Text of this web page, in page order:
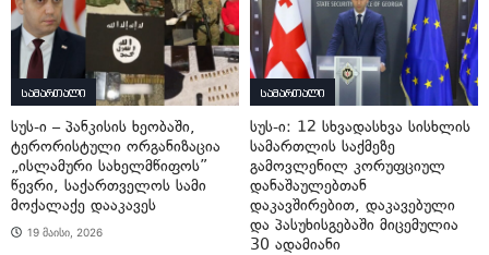
სამართალი
სუს-ი – პანკისის ხეობაში,
ტერორისტული ორგანიზაცია
„ისლამური სახელმწიფოს”
წევრი, საქართველოს სამი
მოქალაქე დააკავეს
19 მაისი, 2026
სამართალი
სუს-ი: 12 სხვადასხვა სისხლის
სამართლის საქმეზე
გამოვლენილ კორუფციულ
დანაშაულებთან
დაკავშირებით, დაკავებული
და პასუხისგებაში მიცემულია
30 ადამიანი